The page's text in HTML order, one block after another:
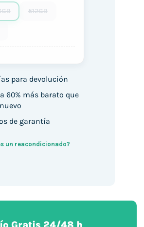
512GB
para devolución
60% más barato que
de garantía
un reacondicionado?